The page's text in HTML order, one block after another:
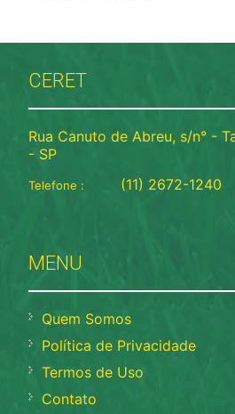
CERET
Rua Canuto de Abreu, s/n° -
- SP
Telefone : (11) 2672-1240
MENU
Quem Somos
Política de Privacidade
Termos de Uso
Contato